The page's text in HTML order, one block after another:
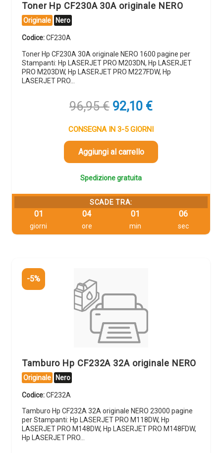
Toner Hp CF230A 30A originale NERO
Originale Nero
Codice:CF230A
Toner Hp CF230A 30A originale NERO 1600 pagine per
Stampanti: Hp LASERJET PRO M203DN, Hp LASERJET
PRO M203DW, Hp LASERJET PRO M227FDW, Hp
LASERJET PRO…
96,95€ Il
originale
era:
96,95 €.
92,10 €Il
attuale
è:
CONSEGNA IN 3-5 GIORNI
Aggiungi al carrello
Spedizione gratuita
SCADE TRA:
01
giorni
04
ore
01
min
06
sec
-5%
Tamburo Hp CF232A 32A originale NERO
Originale Nero
Codice:CF232A
Tamburo Hp CF232A 32A originale NERO 23000 pagine
per Stampanti: Hp LASERJET PRO M118DW, Hp
LASERJET PRO M148DW, Hp LASERJET PRO M148FDW,
Hp LASERJET PRO…